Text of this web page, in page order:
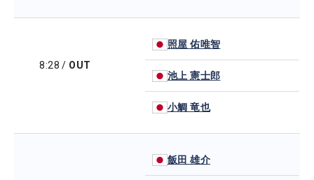
8:28 / OUT
照屋 佑唯智
池上 憲士郎
小鯛 竜也
飯田 雄介